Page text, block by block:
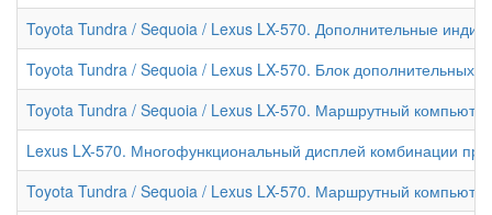
Toyota Tundra / Sequoia / Lexus LX-570. Дополнительные
Toyota Tundra / Sequoia / Lexus LX-570. Блок дополнительных
Toyota Tundra / Sequoia / Lexus LX-570. Маршрутный компьютер
Lexus LX-570. Многофункциональный дисплей комбинации
Toyota Tundra / Sequoia / Lexus LX-570. Маршрутный компьютер